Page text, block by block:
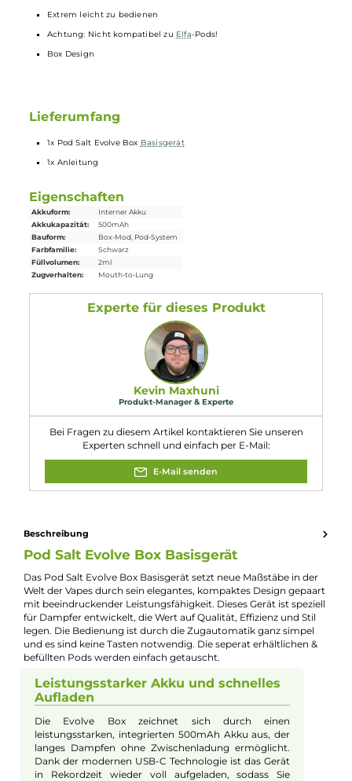
500mAh Akkukapazität
USB-C Anschluss zum Laden
Zugautomatik
Extrem leicht zu bedienen
Achtung: Nicht kompatibel zu
Box Design
Lieferumfang
1x Pod Salt Evolve BoxBasisgerät
Eigenschaften
Akkukapazität:
500mAh
Box-Mod , Pod-System
Zugverhalten:
Mouth-to-Lung
Kevin Maxhuni
Produkt-Manager & Experte
Bei Fragen zu diesem Artikel kontaktieren Sie unseren
Experten schnell und einfach per E-Mail: